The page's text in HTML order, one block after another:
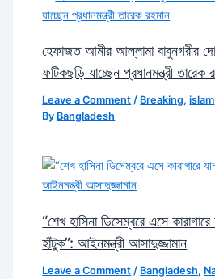
হেফাজত আমীর আল্লামা বাবুনগরীর
ফটিকছড়ি যাচ্ছেন প্রধানমন্ত্রী তারেক
Leave a Comment / Breaking,islam
By Bangladesh
“শেখ হাসিনা ডিসেম্বরে এসে
হাঁটুক”: আইনমন্ত্রী আসাদুজ্জামান
Leave a Comment / Bangladesh,